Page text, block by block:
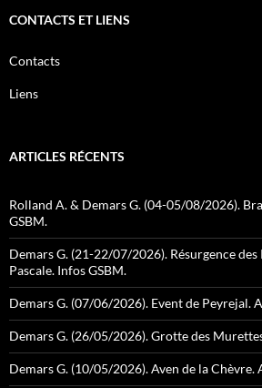
CONTACTS ET LIENS
Contacts
Liens
ARTICLES RÉCENTS
Rolland A. & Demars G. (04-05/08/2026).
GSBM.
Demars G. (21-22/07/2026). Résurgence des
Pascale. Infos GSBM.
Demars G. (07/06/2026). Event de Peyrejal.
Demars G. (26/05/2026). Grotte des
Demars G. (10/05/2026). Aven de la Chèvre.